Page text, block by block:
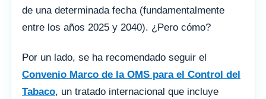
de una determinada fecha (fundamentalmente
entre los años 2025 y 2040). ¿Pero cómo?
Por un lado, se ha recomendado seguir el
Convenio Marco de la OMS para el Control del
Tabaco, un tratado internacional que incluye